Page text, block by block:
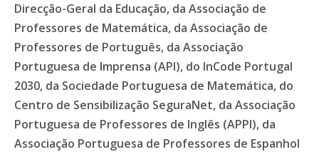
Direcção-Geral da Educação, da Associação de
Professores de Matemática, da Associação de
Professores de Português, da Associação
Portuguesa de Imprensa (API), do InCode Portugal
2030, da Sociedade Portuguesa de Matemática, do
Centro de Sensibilização SeguraNet, da Associação
Portuguesa de Professores de Inglês (APPI), da
Associação Portuguesa de Professores de Espanhol